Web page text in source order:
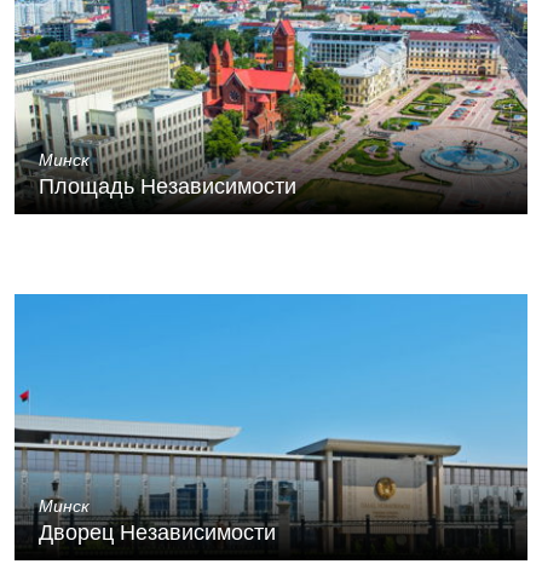
Минск
Площадь Независимости
Минск
Дворец Независимости